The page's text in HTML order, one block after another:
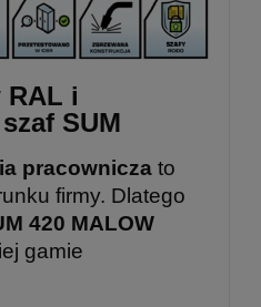
RAL i
SUM
pracownicza to
firmy. Dlatego
420 MALOW
gamie